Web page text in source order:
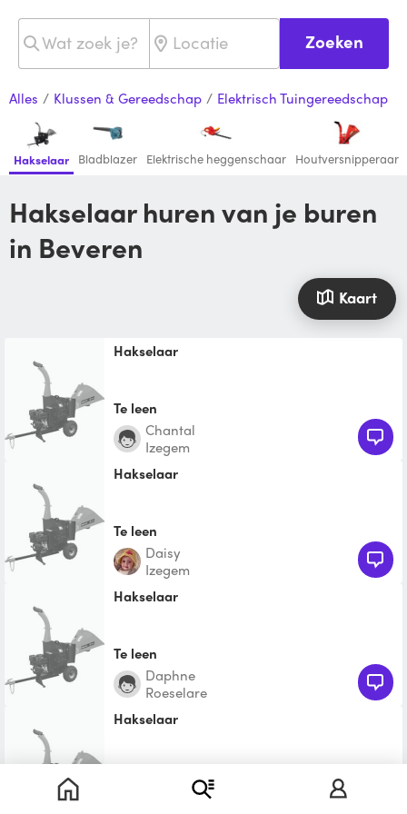
Zoeken
Alles / Klussen & Gereedschap / Elektrisch Tuingereedschap
Hakselaar Bladblazer Elektrische heggenschaar Houtversnipperaar
Hakselaar huren van je buren
in Beveren
Kaart
Hakselaar
Te leen
chantal
Izegem
Hakselaar
Te leen
Daisy
Izegem
Hakselaar
Te leen
Daphne
Roeselare
Hakselaar